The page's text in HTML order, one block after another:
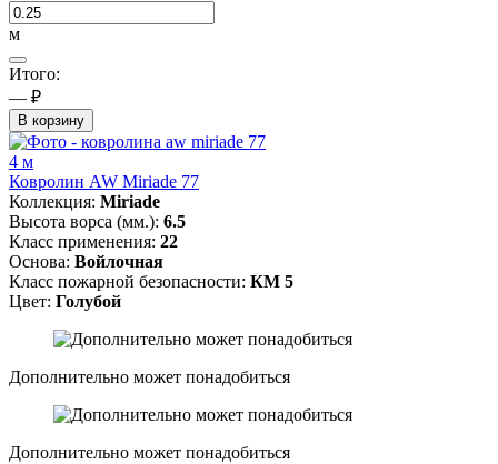
м
Итого:
— ₽
В корзину
4 м
Ковролин AW Miriade 77
Коллекция: Miriade
Высота ворса (мм.): 6.5
Класс применения: 22
Основа: Войлочная
Класс пожарной безопасности: КМ 5
Цвет: Голубой
Дополнительно может понадобиться
Дополнительно может понадобиться